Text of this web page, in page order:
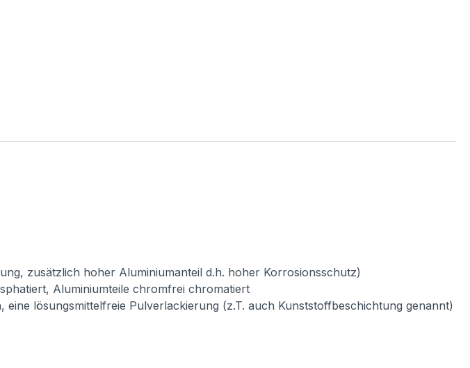
zusätzlich hoher Aluminiumanteil d.h. hoher Korrosionsschutz)
Aluminiumteile chromfrei chromatiert
lösungsmittelfreie Pulverlackierung (z.T. auch Kunststoffbeschichtung genannt)